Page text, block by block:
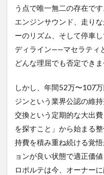
う点で唯一無二の存在で
エンジンサウンド、走り
ーのリズム、そして停車
ディライン——マセラティ
どんな理屈でも否定できま
しかし、年間52万〜107
ジンという業界公認の維
交換という定期的な大出
を探すこと」から始まる
持費を積み重ね続ける覚
ョンが良い状態で適正価
ロポルテは今、オーナー